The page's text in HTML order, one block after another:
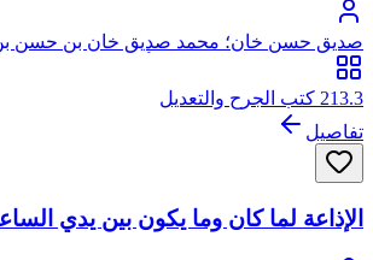
صديق حسن خان؛ محمد صديق خان بن حسن
الحسيني البخاري القنوجي، أبو الطيب
213.3 كتب الجرح والتعديل
تفاصيل
الإذاعة لما كان وما يكون بين يدي